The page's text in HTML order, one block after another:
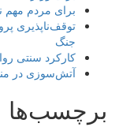
برای مردم مهم
توقف‌ناپذیری
جنگ
کارکرد سنتی
آتش‌سوزی در
برچسب‌ها